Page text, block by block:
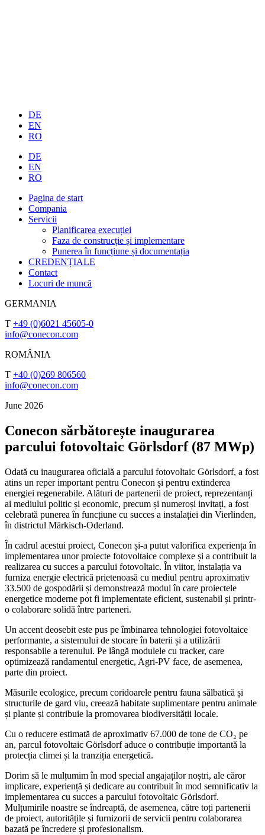
DE
EN
RO
DE
EN
RO
Pagina de start
Compania
Servicii
Planificarea execuției
Faza de construcție și implementare
Punerea în funcțiune și documentația
CREDENȚIALE
Contact
Locuri de muncă
GERMANIA
T +49 (0)6021 45605-0
info@conecon.com
ROMÂNIA
T +40 (0)269 806560
info@conecon.com
June 2026
Conecon sărbătorește inaugurarea
parcului fotovoltaic Görlsdorf (87 MWp)
Odată cu inaugurarea oficială a parcului fotovoltaic Görlsdorf, a fost
atins un reper important pentru Conecon și pentru extinderea
energiei regenerabile. Alături de partenerii de proiect, reprezentanți
ai mediului politic și economic, precum și numeroși invitați, a fost
celebrată punerea în funcțiune cu succes a instalației din Vierlinden,
în districtul Märkisch-Oderland.
În cadrul acestui proiect, Conecon și-a putut valorifica experiența în
implementarea unor proiecte fotovoltaice complexe și a contribuit la
realizarea cu succes a parcului fotovoltaic. În viitor, instalația va
furniza energie electrică prietenoasă cu mediul pentru aproximativ
33.500 de gospodării și demonstrează modul în care proiectele
energetice moderne pot fi implementate eficient, sustenabil și printr-
o colaborare solidă între parteneri.
Un accent deosebit este pus pe îmbinarea tehnologiei fotovoltaice
performante, a sistemului de stocare în baterii și a utilizării
responsabile a terenului. Pe lângă modulele cu tracker, care
optimizează randamentul energetic, Agri-PV face, de asemenea,
parte din proiect.
Măsurile ecologice, precum coridoarele pentru fauna sălbatică și
structurile de gard viu, creează habitate suplimentare pentru animale
și plante și contribuie la promovarea biodiversității locale.
Cu o reducere estimată de aproximativ 67.000 de tone de CO₂ pe
an, parcul fotovoltaic Görlsdorf aduce o contribuție importantă la
protecția climei și la tranziția energetică.
Dorim să le mulțumim în mod special angajaților noștri, ale căror
implicare, experiență și dedicare au contribuit în mod semnificativ la
implementarea cu succes a parcului fotovoltaic Görlsdorf.
Mulțumirile noastre se îndreaptă, de asemenea, către toți partenerii
de proiect, autoritățile și furnizorii de servicii pentru colaborarea
bazată pe încredere și profesionalism.